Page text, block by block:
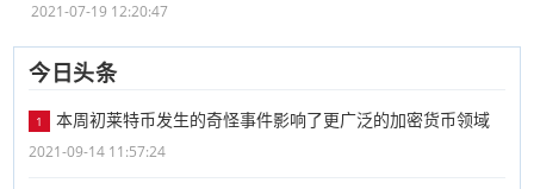
2021-07-19 12:20:47
今日头条
1 本周初莱特币发生的奇怪事件影响了更广泛的加密货币领域
2021-09-14 11:57:24